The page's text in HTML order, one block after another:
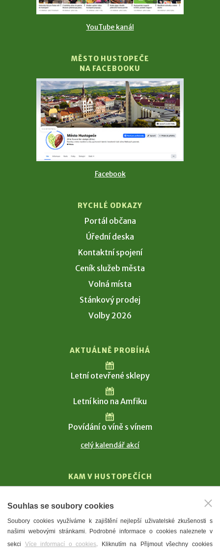
YouTube kanál
MĚSTO HUSTOPEČE
NA FACEBOOKU
Facebook
RYCHLÉ ODKAZY
Portál občana
Úřední deska
Kontaktní spojení
Ceník služeb města
Volná místa
Stánkový prodej
Volby 2026
AKTUÁLNĚ PROBÍHÁ
Letní otevřené sklepy
Letní kino na Amfiku
Povídání o víně s vínem
celý kalendář akcí
KAM V HUSTOPEČÍCH
T. G. Masaryk
Mandloně
Ubytování
Souhlas se soubory cookies
Soubory cookies využíváme k zajištění nejlepší uživatelské zkušenosti s
našimi webovými stránkami. Podrobné informace o cookies naleznete v
sekci Více informací o cookies. Kliknutím na Přijmout všechny cookies